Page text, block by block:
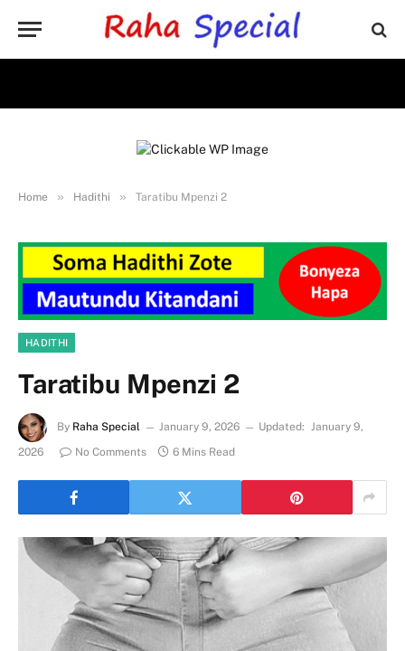
Home » Hadithi » Taratibu Mpenzi 2
HADITHI
Taratibu Mpenzi 2
By Raha Special January 9, 2026 Updated: January 9,
2026
No Comments 6 Mins Read